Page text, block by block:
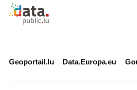
Retour à l'accueil de
Geoportail.lu Data.Europa.eu